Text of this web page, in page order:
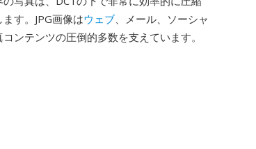
す。JPG画像はウェブ、メール、ソーシャ
ンテンツの圧倒的多数を支えています。